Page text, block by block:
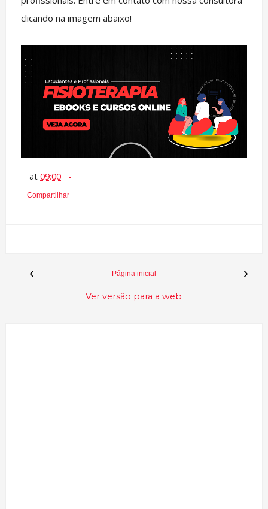
clicando na imagem abaixo!
at09:00
Compartilhar
‹ ›
Página inicial
Ver versão para a web